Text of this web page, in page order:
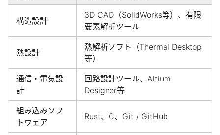
構造設計
3D CAD（SolidWorks等）、有限
要素解析ツール
熱設計
熱解析ソフト（Thermal Desktop
等）
通信・電気設
計
回路設計ツール、Altium
Designer等
組み込みソフ
トウェア
Rust、C、Git / GitHub